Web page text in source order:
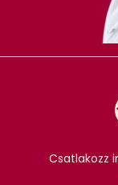
Csatlakozz